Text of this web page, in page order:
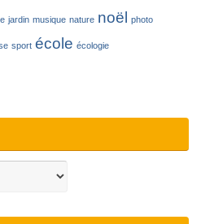
jardin musique nature noël photo
sport école écologie